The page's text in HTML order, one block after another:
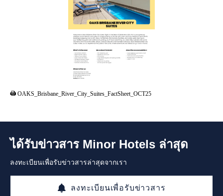
OAKS_Brisbane_River_City_Suites_FactSheet_OCT25
ได้รับข่าวสาร Minor Hotels ล่าสุด
ลงทะเบียนเพื่อรับข่าวสารล่าสุดจากเรา
ลงทะเบียนเพื่อรับข่าวสาร